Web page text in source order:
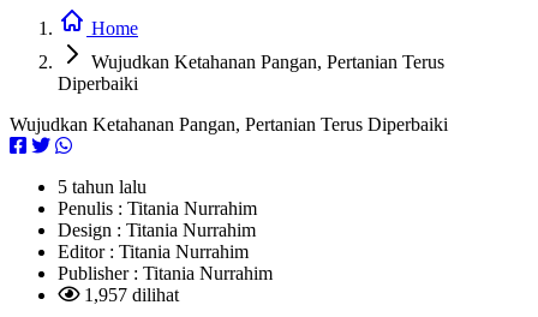
Home
Wujudkan Ketahanan Pangan, Pertanian Terus
Diperbaiki
Wujudkan Ketahanan Pangan, Pertanian Terus Diperbaiki
5 tahun lalu
Penulis : Titania Nurrahim
Design : Titania Nurrahim
Editor : Titania Nurrahim
Publisher : Titania Nurrahim
1,957 dilihat